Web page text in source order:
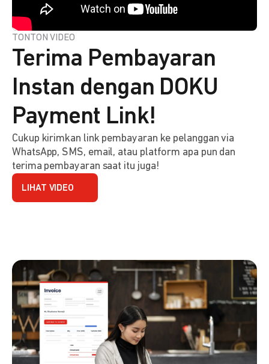
TONTON VIDEO
Terima Pembayaran
Instan dengan DOKU
Payment Link!
Cukup kirimkan link pembayaran ke pelanggan via
WhatsApp, SMS, email, atau platform apa pun dan
terima pembayaran saat itu juga!
LIHAT VIDEO